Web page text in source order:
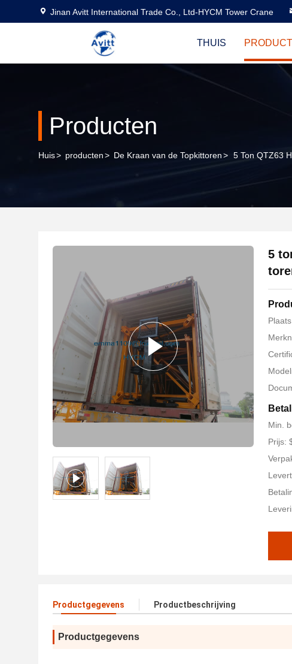
Jinan Avitt International Trade Co., Ltd-HYCM Tower Crane
THUIS
Producten
Huis> producten> De Kraan van de Topkittoren> 5 Ton QTZ63
5
Min.
Prijs:
Productgegevens Productbeschrijving
Productgegevens